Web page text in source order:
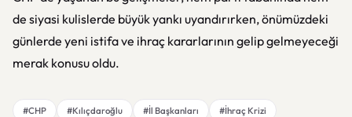
de siyasi kulislerde büyük yankı uyandırırken, önümüzdeki
günlerde yeni istifa ve ihraç kararlarının gelip gelmeyeceği
merak konusu oldu.
#CHP #Kılıçdaroğlu #İl Başkanları
#İhraç Krizi